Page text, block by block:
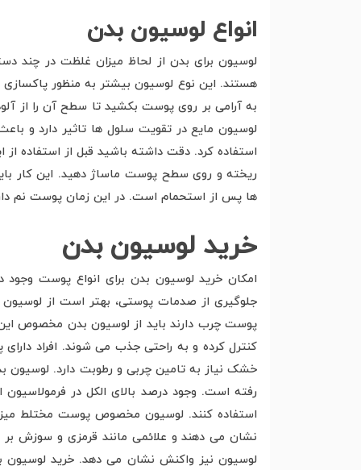
انواع لوسیون بدن
لوسیون برای بدن از لحاظ میزان غلظت در چند
هستند. این نوع لوسیون بیشتر به منظور پاکسازی
به آرامی بر روی پوست بکشید تا سطح آن را از
لوسیون مایع در تقویت سلول ها تاثیر دارد و
استفاده کرد. دقت داشته باشید قبل از
ریخته و روی سطح پوست ماساژ دهید. این کار
ها پس از استحمام است. در این زمان پوست نم
خرید لوسیون بدن
امکان خرید لوسیون بدن برای انواع پوست وجود
پوست چرب دارند باید از لوسیون بدن مخصوص
کنترل کرده و به راحتی جذب می شوند. افراد
خشک نیاز به تامین چربی و رطوبت دارد.
رفته است. وجود درصد بالای الکل در
استفاده کنند. لوسیون مخصوص پوست مختلط
نشان می دهند و علائمی مانند قرمزی و سوزش
لوسیون نیز واکنش نشان می دهد. خرید لوسیون